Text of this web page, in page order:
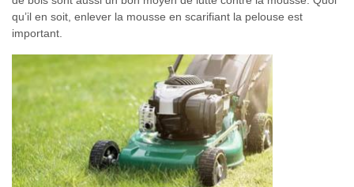
qu’il en soit, enlever la mousse en scarifiant la pelouse est
important.